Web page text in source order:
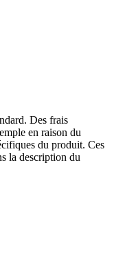
Des frais
en raison du
du produit. Ces
la description du